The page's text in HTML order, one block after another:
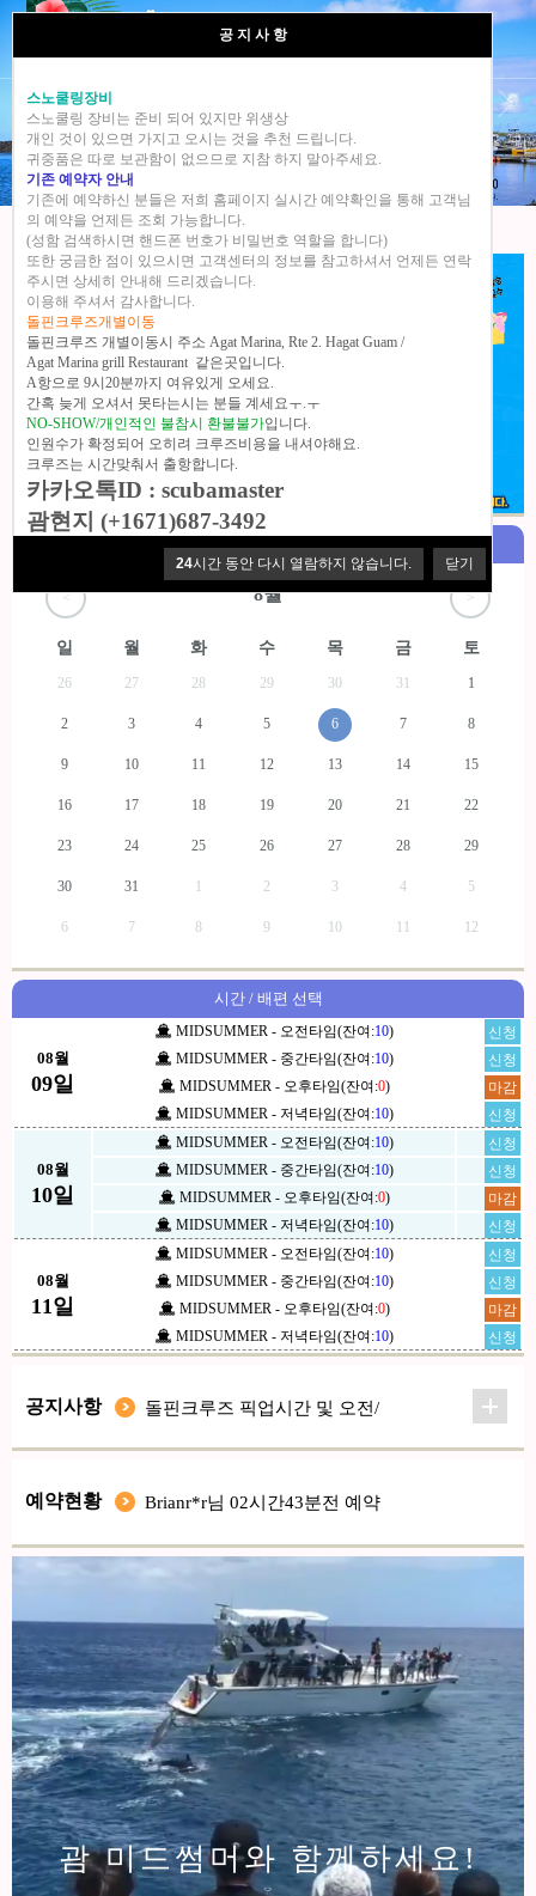
공 지 사 항
스노쿨링장비
스노쿨링 장비는 준비 되어 있지만 위생상
개인 것이 있으면 가지고 오시는 것을 추천 드립니다.
귀중품은 따로 보관함이 없으므로 지참 하지 말아주세요.
기존 예약자 안내
기존에 예약하신 분들은 저희 홈페이지 실시간 예약확인을 통해 고객님
의 예약을 언제든 조회 가능합니다.
(성함 검색하시면 핸드폰 번호가 비밀번호 역할을 합니다)
또한 궁금한 점이 있으시면 고객센터의 정보를 참고하셔서 언제든 연락
주시면 상세히 안내해 드리겠습니다.
이용해 주셔서 감사합니다.
돌핀크루즈개별이동
돌핀크루즈 개별이동시 주소 Agat Marina, Rte 2. Hagat Guam /
Agat Marina grill Restaurant 같은곳입니다.
A항으로 9시20분까지 여유있게 오세요.
간혹 늦게 오셔서 못타는시는 분들 계세요ㅜ.ㅜ
NO-SHOW/개인적인 불참시 환불불가입니다.
인원수가 확정되어 오히려 크루즈비용을 내셔야해요.
크루즈는 시간맞춰서 출항합니다.
카카오톡ID : scubamaster
괌현지 (+1671)687-3492
한국전화 010-2467-4159
24시간 동안 다시 열람하지 않습니다. 닫기
괌미드썸머크루즈&찰스마린스포츠 직영점
예약 날짜 선택
8월
< >
일 월 화 수 목 금 토
26 27 28 29 30 31 1
2 3 4 5 6 7 8
9 10 11 12 13 14 15
16 17 18 19 20 21 22
23 24 25 26 27 28 29
30 31 1 2 3 4 5
6 7 8 9 10 11 12
시간 / 배편 선택
08월
09일
MIDSUMMER - 오전타임(잔여:10)
신청
MIDSUMMER - 중간타임(잔여:10)
신청
MIDSUMMER - 오후타임(잔여:0)
마감
MIDSUMMER - 저녁타임(잔여:10) 신청
08월
10일
MIDSUMMER - 오전타임(잔여:10)
신청
MIDSUMMER - 중간타임(잔여:10)
신청
MIDSUMMER - 오후타임(잔여:0)
마감
MIDSUMMER - 저녁타임(잔여:10) 신청
08월
11일
MIDSUMMER - 오전타임(잔여:10)
신청
MIDSUMMER - 중간타임(잔여:10)
신청
MIDSUMMER - 오후타임(잔여:0)
마감
MIDSUMMER - 저녁타임(잔여:10) 신청
공지사항
돌핀크루즈 픽업시간 및 오전/
돌핀크루즈 개별이동시
점프!점프! 돌고래 동영상
예약현황 Brianr*r님 02시간43분전 예약
Williamori*a님 12시간18분전 예약
Brianr*r님 01시간47분전 예약
Williamori*a님 03시간35분전 예약
괌 미드썸머와 함께하세요!